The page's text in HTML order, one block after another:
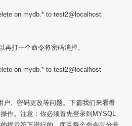
on mydb.* to test2@localhost
打一个命令将密码消掉。
on mydb.* to test2@localhost
户、密码更改等问题。下篇我们来看看
作。注意：你必须首先登录到MYSQL